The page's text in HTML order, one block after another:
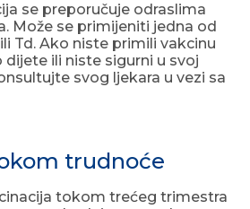
se preporučuje odraslima
Može se primijeniti jedna od
Td. Ako niste primili vakcinu
ili niste sigurni u svoj
svog ljekara u vezi sa
trudnoće
tokom trećeg trimestra